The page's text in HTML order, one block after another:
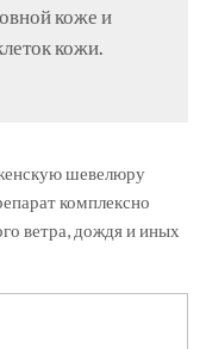
коже и
кожи.
шевелюру
комплексно
ветра, дождя и иных